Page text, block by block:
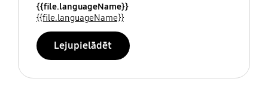
{{file.languageName}}
{{file.languageName}}
Lejupielādēt